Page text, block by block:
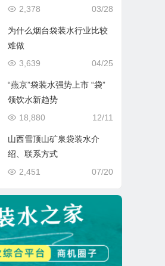
03/28
2,378
为什么烟台袋装水行业比较
难做
04/25
3,639
“燕京”袋装水强势上市 “袋”
领饮水新趋势
12/11
18,880
山西雪顶山矿泉袋装水介
绍、联系方式
07/20
2,451